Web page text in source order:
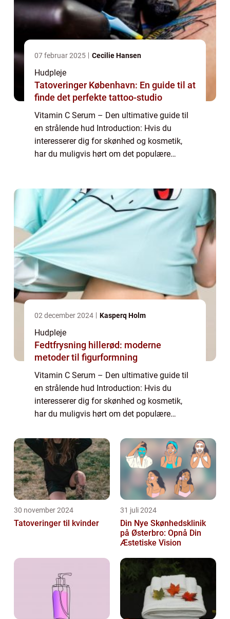
07 februar 2025 Cecilie Hansen
Hudpleje
Tatoveringer København: En guide til at
finde det perfekte tattoo-studio
Vitamin C Serum – Den ultimative guide til
en strålende hud Introduction: Hvis du
interesserer dig for skønhed og kosmetik,
har du muligvis hørt om det populære
02 december 2024 Kasperq Holm
Hudpleje
Fedtfrysning hillerød: moderne
metoder til figurformning
Vitamin C Serum – Den ultimative guide til
en strålende hud Introduction: Hvis du
interesserer dig for skønhed og kosmetik,
har du muligvis hørt om det populære
vundet stor popularitet på g...
30 november 2024
Tatoveringer til kvinder
31 juli 2024
Din Nye Skønhedsklinik
på Østerbro: Opnå Din
Æstetiske Vision